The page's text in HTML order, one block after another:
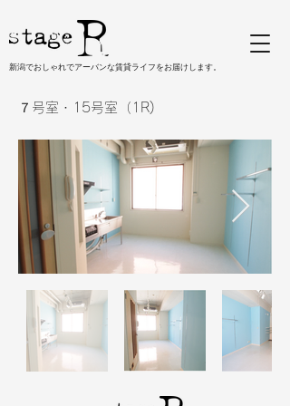
新潟でおしゃれでアーバンな賃貸ライフをお届けします。
７号室・15号室（1R)